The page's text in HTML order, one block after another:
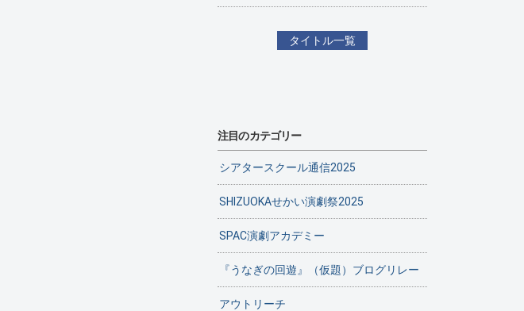
タイトル一覧
注目のカテゴリー
シアタースクール通信2025
SHIZUOKAせかい演劇祭2025
SPAC演劇アカデミー
『うなぎの回遊』（仮題）ブログリレー
アウトリーチ